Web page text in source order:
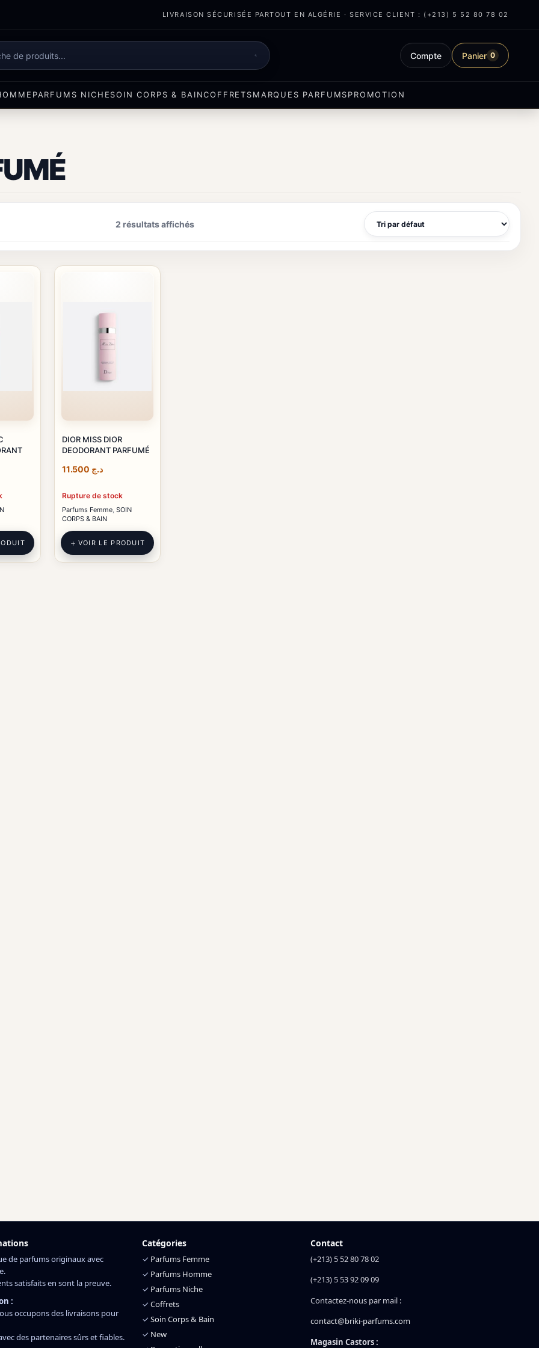
LIVRAISON SÉCURISÉE PARTOUT EN ALGÉRIE · SERVICE CLIENT : (+213) 5 52 80 78 02
Compte Panier 0
PARFUMS NICHESOIN CORPS & BAINCOFFRETSMARQUES PARFUMSPROMOTION
2 résultats affichés
DIOR MISS DIOR
DEODORANT PARFUMÉ
د.ج
Rupture de stock
Parfums Femme, SOIN
CORPS & BAIN
VOIR LE PRODUIT
de parfums originaux avec
satisfaits en sont la preuve.
:
occupons des livraisons pour
des partenaires sûrs et fiables.
Catégories
✓ Parfums Femme
✓ Parfums Homme
✓ Parfums Niche
✓ Coffrets
✓ Soin Corps & Bain
✓ New
Contact
(+213) 5 52 80 78 02
(+213) 5 53 92 09 09
Contactez-nous par mail :
contact@briki-parfums.com
Magasin Castors :